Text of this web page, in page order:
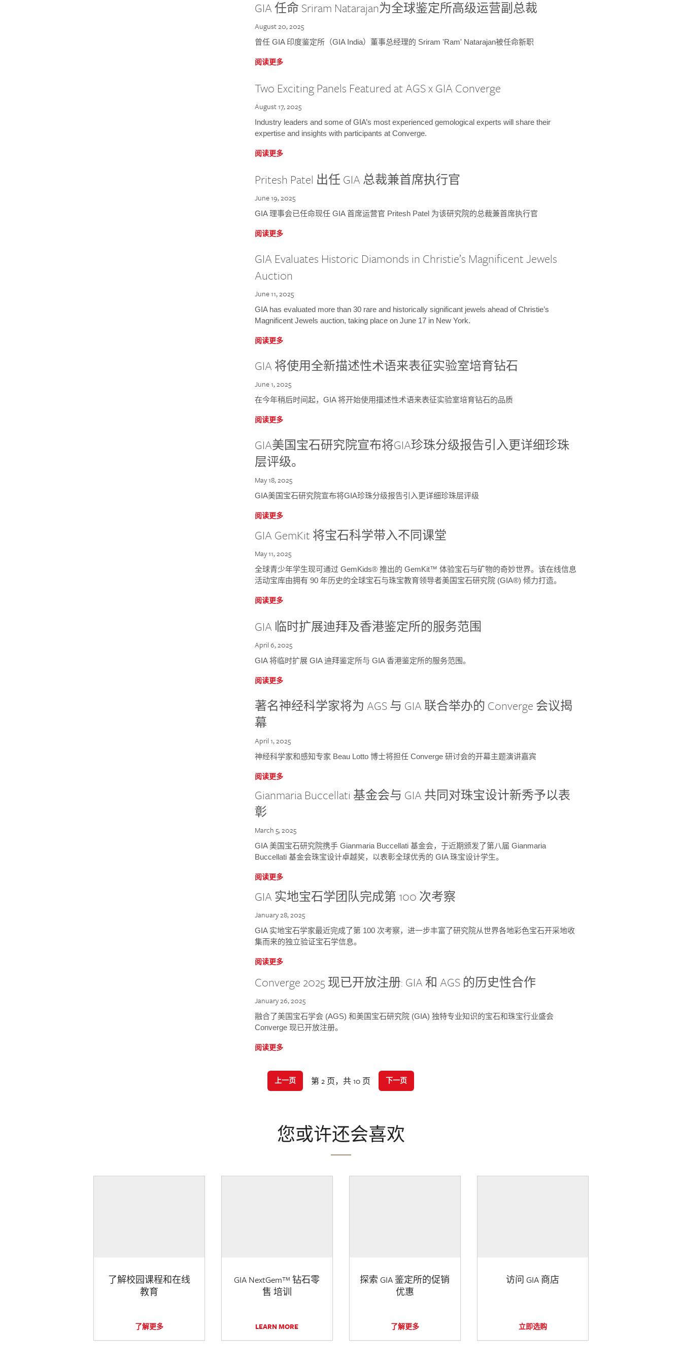
GIA 任命 Sriram Natarajan为全球鉴定所高级运营副总裁
August 20, 2025
曾任 GIA 印度鉴定所（GIA India）董事总经理的 Sriram 'Ram' Natarajan被任命新职
阅读更多
Two Exciting Panels Featured at AGS x GIA Converge
August 17, 2025
Industry leaders and some of GIA’s most experienced gemological experts will share their
expertise and insights with participants at Converge.
阅读更多
Pritesh Patel 出任 GIA 总裁兼首席执行官
June 19, 2025
GIA 理事会已任命现任 GIA 首席运营官 Pritesh Patel 为该研究院的总裁兼首席执行官
阅读更多
GIA Evaluates Historic Diamonds in Christie’s Magnificent Jewels
Auction
June 11, 2025
GIA has evaluated more than 30 rare and historically significant jewels ahead of Christie’s
Magnificent Jewels auction, taking place on June 17 in New York.
阅读更多
GIA 将使用全新描述性术语来表征实验室培育钻石
June 1, 2025
在今年稍后时间起，GIA 将开始使用描述性术语来表征实验室培育钻石的品质
阅读更多
GIA美国宝石研究院宣布将GIA珍珠分级报告引入更详细珍珠
层评级。
May 18, 2025
GIA美国宝石研究院宣布将GIA珍珠分级报告引入更详细珍珠层评级
阅读更多
GIA GemKit 将宝石科学带入不同课堂
May 11, 2025
全球青少年学生现可通过 GemKids® 推出的 GemKit™ 体验宝石与矿物的奇妙世界。该在线信息
活动宝库由拥有 90 年历史的全球宝石与珠宝教育领导者美国宝石研究院 (GIA®) 倾力打造。
阅读更多
GIA 临时扩展迪拜及香港鉴定所的服务范围
April 6, 2025
GIA 将临时扩展 GIA 迪拜鉴定所与 GIA 香港鉴定所的服务范围。
阅读更多
著名神经科学家将为 AGS 与 GIA 联合举办的 Converge 会议揭
幕
April 1, 2025
神经科学家和感知专家 Beau Lotto 博士将担任 Converge 研讨会的开幕主题演讲嘉宾
阅读更多
Gianmaria Buccellati 基金会与 GIA 共同对珠宝设计新秀予以表
彰
March 5, 2025
GIA 美国宝石研究院携手 Gianmaria Buccellati 基金会，于近期颁发了第八届 Gianmaria
Buccellati 基金会珠宝设计卓越奖，以表彰全球优秀的 GIA 珠宝设计学生。
阅读更多
GIA 实地宝石学团队完成第 100 次考察
January 28, 2025
GIA 实地宝石学家最近完成了第 100 次考察，进一步丰富了研究院从世界各地彩色宝石开采地收
集而来的独立验证宝石学信息。
阅读更多
Converge 2025 现已开放注册: GIA 和 AGS 的历史性合作
January 26, 2025
融合了美国宝石学会 (AGS) 和美国宝石研究院 (GIA) 独特专业知识的宝石和珠宝行业盛会
Converge 现已开放注册。
阅读更多
上一页 第 2 页，共 10 页 下一页
您或许还会喜欢
了解校园课程和在线
教育
了解更多
GIA NextGem™ 钻石零
售 培训
LEARN MORE
探索 GIA 鉴定所的促销
优惠
了解更多
访问 GIA 商店
立即选购